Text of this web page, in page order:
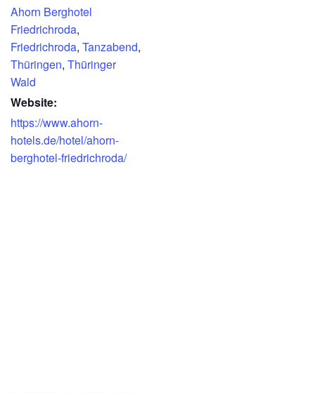
Ahorn Berghotel
Friedrichroda,
Friedrichroda, Tanzabend,
Thüringen, Thüringer
Wald
Website:
https://www.ahorn-
hotels.de/hotel/ahorn-
berghotel-friedrichroda/